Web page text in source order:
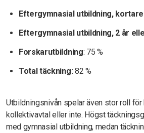
Eftergymnasial utbildning, kortare
Eftergymnasial utbildning, 2 år
Forskarutbildning: 75 %
Total täckning: 82 %
Utbildningsnivån spelar även stor roll
kollektivavtal eller inte. Högst
med gymnasial utbildning, medan